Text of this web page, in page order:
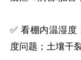
✅ 看棚内温湿度
度问题；土壤干